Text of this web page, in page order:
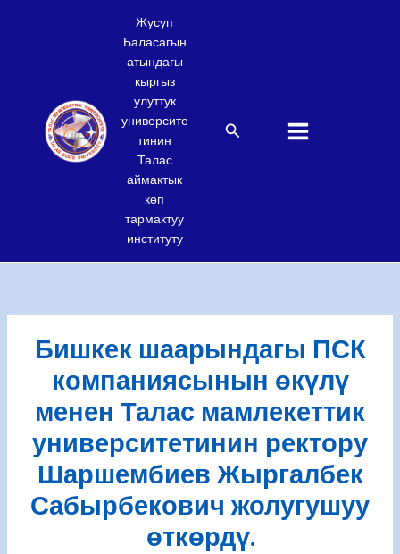
Жусуп
Баласагын
атындагы
кыргыз
улуттук
университе
тинин
Талас
аймактык
көп
тармактуу
институту
Search
Бишкек шаарындагы ПСК
компаниясынын өкүлү
менен Талас мамлекеттик
университетинин ректору
Шаршембиев Жыргалбек
Сабырбекович жолугушуу
өткөрдү.